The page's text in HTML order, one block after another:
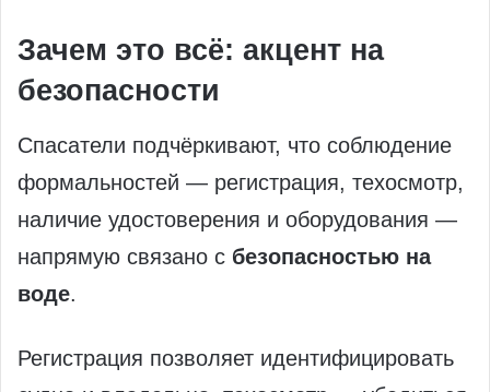
Зачем это всё: акцент на
безопасности
Спасатели подчёркивают, что соблюдение
формальностей — регистрация, техосмотр,
наличие удостоверения и оборудования —
напрямую связано с безопасностью на
воде.
Регистрация позволяет идентифицировать